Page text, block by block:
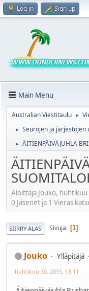
Log in Sign up
Main Menu
Australian Viestitaulu ►
► Seurojen ja järjestöjen
► ÄITIENPÄIVÄJUHLA
Aloittaja Jouko,
0 Jäsenet ja 1 Vieras
SIIRRY ALAS Sivuja 1
Jouko Ylläpitäjä
huhtikuu 30, 2015, 18:11